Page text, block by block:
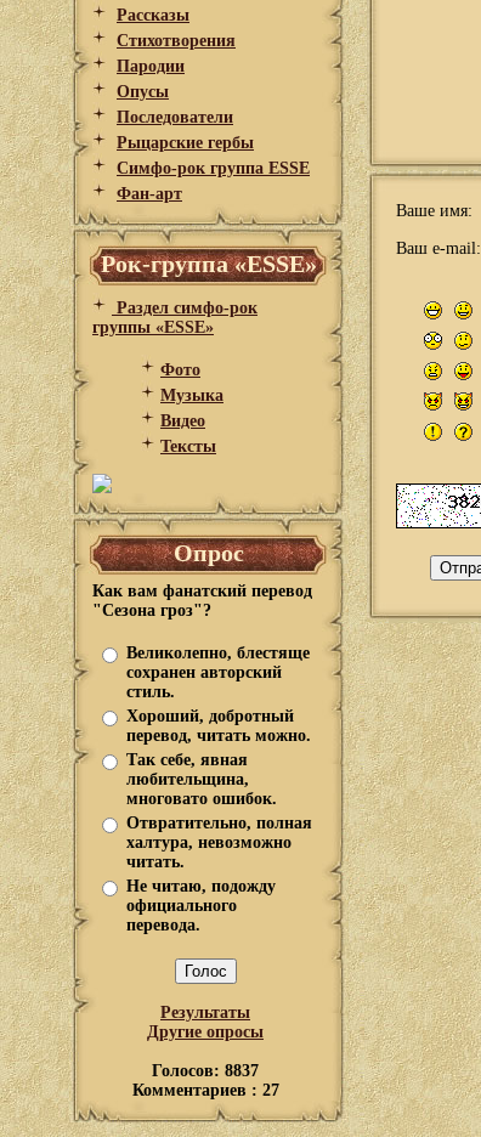
Рассказы
Стихотворения
Пародии
Опусы
Последователи
Рыцарские гербы
Симфо-рок группа ESSE
Фан-арт
Рок-группа «ESSE»
Раздел симфо-рок
группы «ESSE»
Фото
Музыка
Видео
Тексты
Опрос
Как вам фанатский перевод
"Сезона гроз"?
Великолепно, блестяще
сохранен авторский
стиль.
Хороший, добротный
перевод, читать можно.
Так себе, явная
любительщина,
многовато ошибок.
Отвратительно, полная
халтура, невозможно
читать.
Не читаю, подожду
официального
перевода.
Результаты
Другие опросы
Голосов: 8837
Комментариев : 27
Ваше имя:
Ваш e-mail: